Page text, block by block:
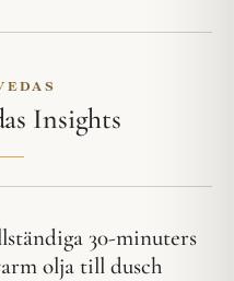
Insights
30-minuters
olja till dusch